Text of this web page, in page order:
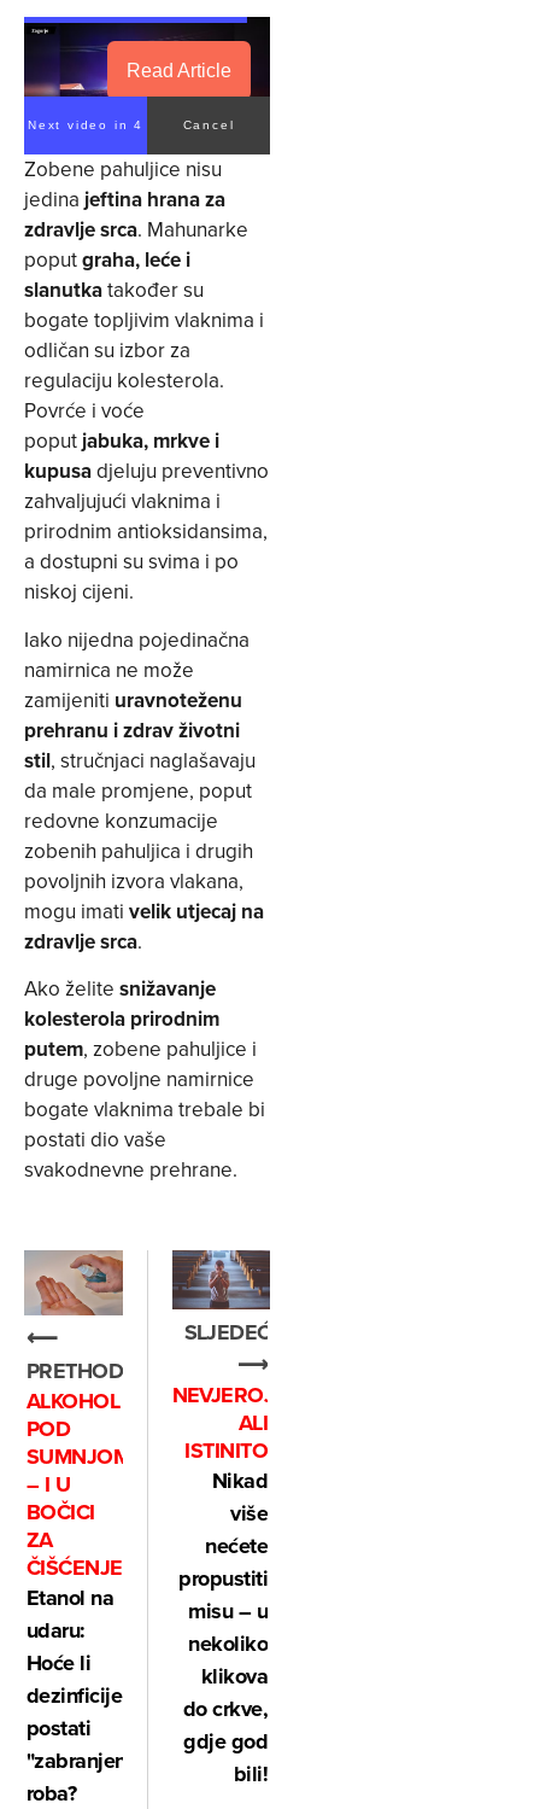
Read Article
Next video in 4 Cancel
Zobene pahuljice nisu
jedina jeftina hrana za
zdravlje srca. Mahunarke
poputgraha, leće i
slanutkatakođer su
bogate topljivim vlaknima i
odličan su izbor za
regulaciju kolesterola.
Povrće i voće
poputjabuka, mrkve i
kupusadjeluju preventivno
zahvaljujući vlaknima i
prirodnim antioksidansima,
a dostupni su svima i po
niskoj cijeni.
Iako nijedna pojedinačna
namirnica ne može
zamijeniti uravnoteženu
prehranu i zdrav životni
stil, stručnjaci naglašavaju
da male promjene, poput
redovne konzumacije
zobenih pahuljica i drugih
povoljnih izvora vlakana,
mogu imati velik utjecaj na
zdravlje srca.
Ako želite snižavanje
kolesterola prirodnim
putem, zobene pahuljice i
druge povoljne namirnice
bogate vlaknima trebale bi
postati dio vaše
svakodnevne prehrane.
⟵
PRETHODNO
ALKOHOL
POD
SUMNJOM
– I U
BOČICI
ZA
ČIŠĆENJE
Etanol na
udaru:
Hoće li
dezinficijensi
postati
"zabranjena"
roba?
SLJEDEĆE
⟶
NEVJEROJATNO,
ALI
ISTINITO
Nikad
više
nećete
propustiti
misu – u
nekoliko
klikova
do crkve,
gdje god
bili!